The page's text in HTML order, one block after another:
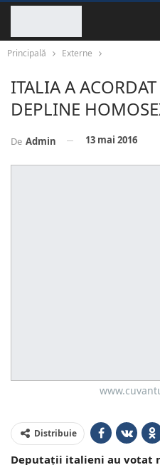
Principală Externe
ITALIA A
DEPLINE
De Admin 13 mai 2016
Distribuie
Deputații italieni au votat